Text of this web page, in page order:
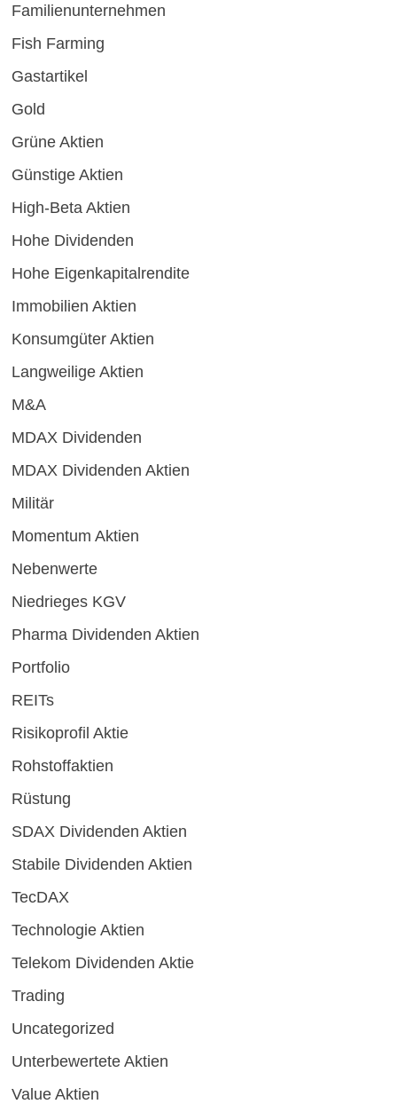
Familienunternehmen
Fish Farming
Gastartikel
Gold
Grüne Aktien
Günstige Aktien
High-Beta Aktien
Hohe Dividenden
Hohe Eigenkapitalrendite
Immobilien Aktien
Konsumgüter Aktien
Langweilige Aktien
M&A
MDAX Dividenden
MDAX Dividenden Aktien
Militär
Momentum Aktien
Nebenwerte
Niedrieges KGV
Pharma Dividenden Aktien
Portfolio
REITs
Risikoprofil Aktie
Rohstoffaktien
Rüstung
SDAX Dividenden Aktien
Stabile Dividenden Aktien
TecDAX
Technologie Aktien
Telekom Dividenden Aktie
Trading
Uncategorized
Unterbewertete Aktien
Value Aktien